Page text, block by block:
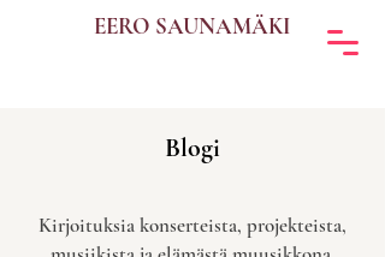
EERO SAUNAMÄKI
Blogi
Kirjoituksia konserteista, projekteista,